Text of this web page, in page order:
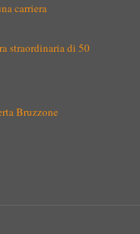
carriera
straordinaria di 50
Bruzzone